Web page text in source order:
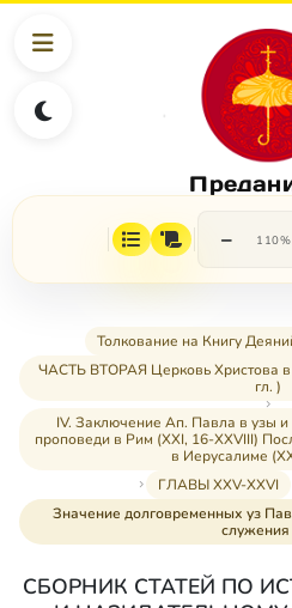
− 110%
Толкование на Книгу
ЧАСТЬ ВТОРАЯ Церковь Христова в
гл. )
IV. Заключение Ап. Павла в узы и
проповеди в Рим (XXI, 16-XXVIII)
в Иерусалиме
ГЛАВЫ XXV-XXVI
Значение долговременных уз
служения
СБОРНИК СТАТЕЙ ПО